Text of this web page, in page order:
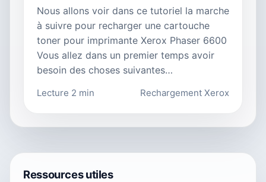
Nous allons voir dans ce tutoriel la marche
à suivre pour recharger une cartouche
toner pour imprimante Xerox Phaser 6600
Vous allez dans un premier temps avoir
besoin des choses suivantes…
Lecture 2 min Rechargement Xerox
Ressources utiles